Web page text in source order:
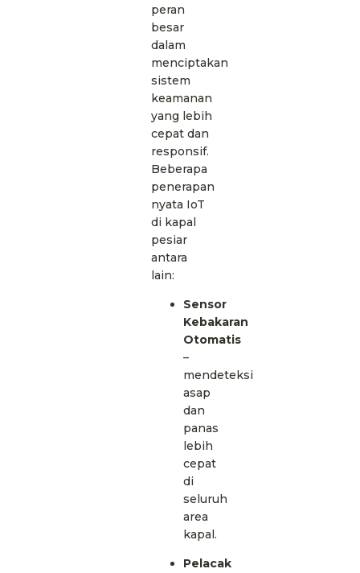
peran
besar
dalam
menciptakan
sistem
keamanan
yang lebih
cepat dan
responsif.
Beberapa
penerapan
nyata IoT
di kapal
pesiar
antara
lain:
Sensor
Kebakaran
Otomatis
–
mendeteksi
asap
dan
panas
lebih
cepat
di
seluruh
area
kapal.
Pelacak